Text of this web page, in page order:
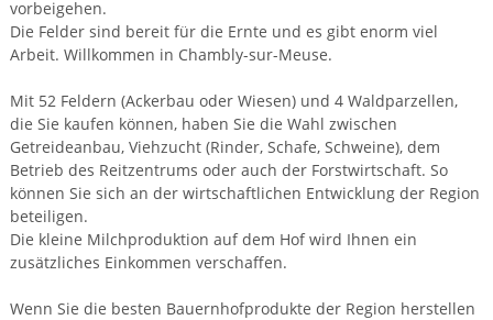
vorbeigehen.
Die Felder sind bereit für die Ernte und es gibt enorm viel
Arbeit. Willkommen in Chambly-sur-Meuse.
Mit 52 Feldern (Ackerbau oder Wiesen) und 4 Waldparzellen,
die Sie kaufen können, haben Sie die Wahl zwischen
Getreideanbau, Viehzucht (Rinder, Schafe, Schweine), dem
Betrieb des Reitzentrums oder auch der Forstwirtschaft. So
können Sie sich an der wirtschaftlichen Entwicklung der Region
beteiligen.
Die kleine Milchproduktion auf dem Hof wird Ihnen ein
zusätzliches Einkommen verschaffen.
Wenn Sie die besten Bauernhofprodukte der Region herstellen